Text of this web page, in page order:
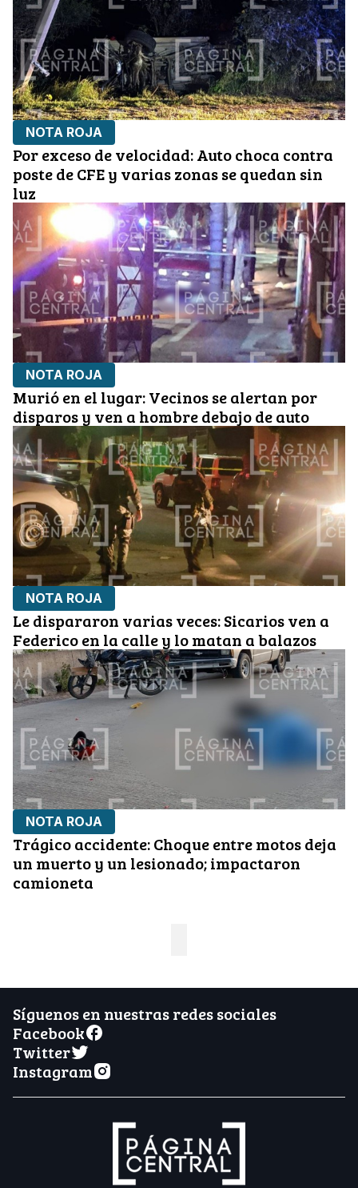
NOTA ROJA
Por exceso de velocidad: Auto choca contra
poste de CFE y varias zonas se quedan sin
luz
NOTA ROJA
Murió en el lugar: Vecinos se alertan por
disparos y ven a hombre debajo de auto
NOTA ROJA
Le dispararon varias veces: Sicarios ven a
Federico en la calle y lo matan a balazos
NOTA ROJA
Trágico accidente: Choque entre motos deja
un muerto y un lesionado; impactaron
camioneta
Síguenos en nuestras redes sociales
Facebook
Twitter
Instagram